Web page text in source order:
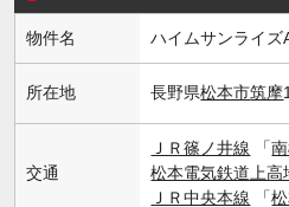
物件名 ハイムサンライズ
所在地 長野県松本市筑摩
交通
ＪＲ篠ノ井線 「
松本電気鉄道上高
ＪＲ中央本線 「